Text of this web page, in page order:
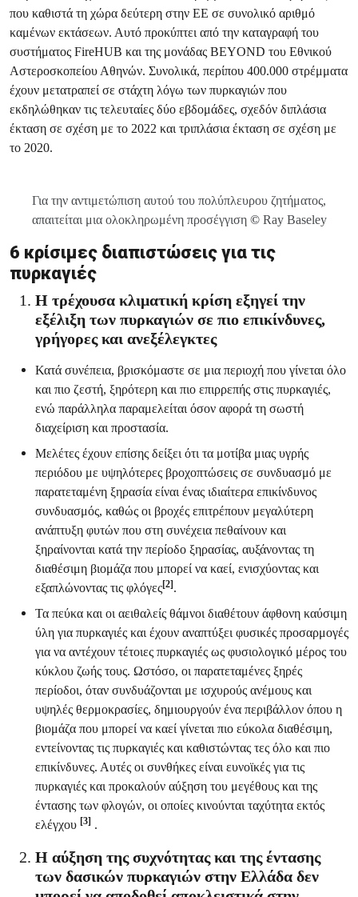
που καθιστά τη χώρα δεύτερη στην ΕΕ σε συνολικό αριθμό
καμένων εκτάσεων. Αυτό προκύπτει από την καταγραφή του
συστήματος FireHUB και της μονάδας BEYOND του Εθνικού
Αστεροσκοπείου Αθηνών. Συνολικά, περίπου 400.000 στρέμματα
έχουν μετατραπεί σε στάχτη λόγω των πυρκαγιών που
εκδηλώθηκαν τις τελευταίες δύο εβδομάδες, σχεδόν διπλάσια
έκταση σε σχέση με το 2022 και τριπλάσια έκταση σε σχέση με
το 2020.
Για την αντιμετώπιση αυτού του πολύπλευρου ζητήματος,
απαιτείται μια ολοκληρωμένη προσέγγιση ©Ray Baseley
6 κρίσιμες διαπιστώσεις για τις
πυρκαγιές
Η τρέχουσα κλιματική κρίση εξηγεί την
εξέλιξη των πυρκαγιών σε πιο επικίνδυνες,
γρήγορες και ανεξέλεγκτες
Κατά συνέπεια, βρισκόμαστε σε μια περιοχή που γίνεται όλο
και πιο ζεστή, ξηρότερη και πιο επιρρεπής στις πυρκαγιές,
ενώ παράλληλα παραμελείται όσον αφορά τη σωστή
διαχείριση και προστασία.
Μελέτες έχουν επίσης δείξει ότι τα μοτίβα μιας υγρής
περιόδου με υψηλότερες βροχοπτώσεις σε συνδυασμό με
παρατεταμένη ξηρασία είναι ένας ιδιαίτερα επικίνδυνος
συνδυασμός, καθώς οι βροχές επιτρέπουν μεγαλύτερη
ανάπτυξη φυτών που στη συνέχεια πεθαίνουν και
ξηραίνονται κατά την περίοδο ξηρασίας, αυξάνοντας τη
διαθέσιμη βιομάζα που μπορεί να καεί, ενισχύοντας και
εξαπλώνοντας τις φλόγες[2].
Τα πεύκα και οι αειθαλείς θάμνοι διαθέτουν άφθονη καύσιμη
ύλη για πυρκαγιές και έχουν αναπτύξει φυσικές προσαρμογές
για να αντέχουν τέτοιες πυρκαγιές ως φυσιολογικό μέρος του
κύκλου ζωής τους. Ωστόσο, οι παρατεταμένες ξηρές
περίοδοι, όταν συνδυάζονται με ισχυρούς ανέμους και
υψηλές θερμοκρασίες, δημιουργούν ένα περιβάλλον όπου η
βιομάζα που μπορεί να καεί γίνεται πιο εύκολα διαθέσιμη,
εντείνοντας τις πυρκαγιές και καθιστώντας τες όλο και πιο
επικίνδυνες. Αυτές οι συνθήκες είναι ευνοϊκές για τις
πυρκαγιές και προκαλούν αύξηση του μεγέθους και της
έντασης των φλογών, οι οποίες κινούνται ταχύτητα εκτός
ελέγχου [3] .
Η αύξηση της συχνότητας και της έντασης
των δασικών πυρκαγιών στην Ελλάδα δεν